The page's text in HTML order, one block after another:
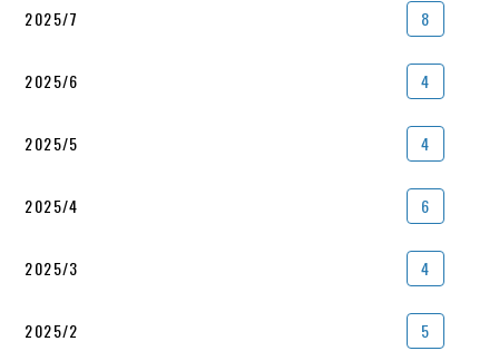
2025/7 8
2025/6 4
2025/5 4
2025/4 6
2025/3 4
2025/2 5